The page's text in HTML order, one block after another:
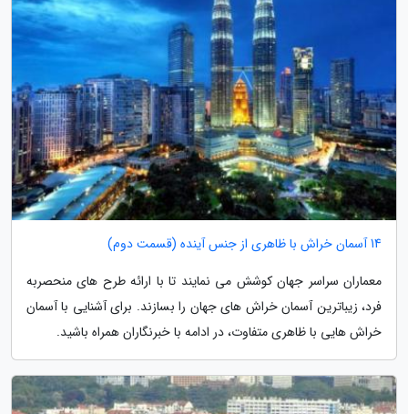
14 آسمان خراش با ظاهری از جنس آینده (قسمت دوم)
معماران سراسر جهان کوشش می نمایند تا با ارائه طرح های منحصربه
فرد، زیباترین آسمان خراش های جهان را بسازند. برای آشنایی با آسمان
خراش هایی با ظاهری متفاوت، در ادامه با خبرنگاران همراه باشید.